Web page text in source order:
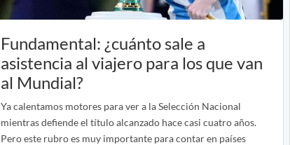
Fundamental: ¿cuánto sale a
asistencia al viajero para los que van
al Mundial?
Ya calentamos motores para ver a la Selección Nacional
mientras defiende el título alcanzado hace casi cuatro años.
Pero este rubro es muy importante para contar en países